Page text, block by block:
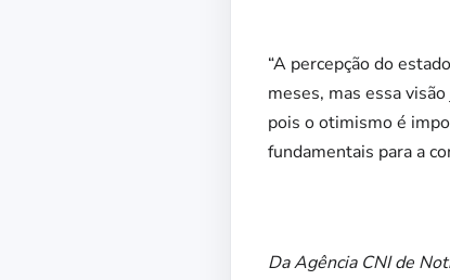
“A percepção do
meses, mas essa
pois o otimismo é
fundamentais para a
Da Agência CNI de